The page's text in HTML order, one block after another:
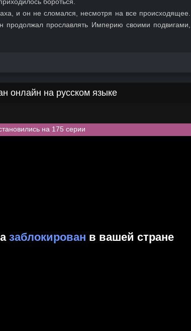
и он не сломался, несмотря на все происходящее.
прославлять Империю своими подвигами,
онлайн на русском языке
на 175 серии